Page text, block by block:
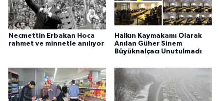
Necmettin Erbakan Hoca
rahmet ve minnetle anılıyor
Halkın Kaymakamı Olarak
Anılan Güher Sinem
Büyüknalçacı Unutulmadı